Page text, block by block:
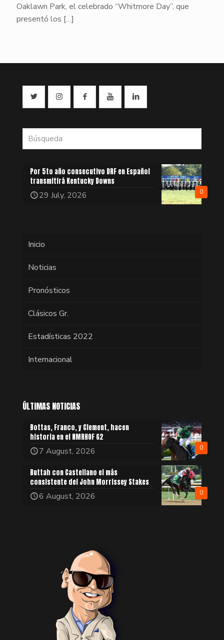
Oaklawn Park, el celebrado “Whitmore Day”, que
presentó los […]
0
Por 5to año consecutivo DRF en Español
transmitirá Kentucky Downs
29 July, 2026
Inicio
Noticias
Pronósticos
Clásicos Gr.
Estadísticas 2022
Internacional
ÚLTIMAS NOTICIAS
0
Bottas, Franco, y Clement, hacen
historia en el NMRHOF G2
7 August, 2026
0
Buttah con Castellano el más
consistente del John Morrissey Stakes
6 August, 2026